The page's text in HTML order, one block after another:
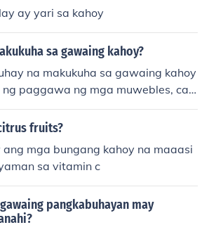
ay yari sa kahoy
sa gawaing kahoy?
na makukuha sa gawaing kahoy
paggawa ng mga muwebles, cab
produktong kahoy. Maari ring m
ng kahoy, kung saan sila ay
dito, may mga oportunidad di
mga produktong kahoy at pagbe
merkado. Ang mga gawaing ito ay
ng kita kundi nagpapakita rin
at craftsmanship.
fruits?
mga bungang kahoy na maaasi
sa vitamin c
pangkabuhayan may